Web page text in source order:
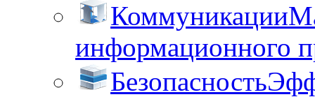
Коммуникации
информационного
Безопасность